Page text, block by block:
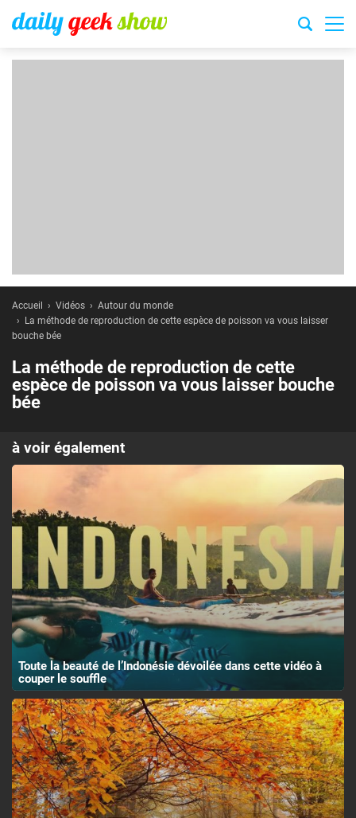
Accueil Vidéos
Autour du monde
La méthode de reproduction de cette espèce de poisson va vous laisser
bouche bée
La méthode de reproduction de cette
espèce de poisson va vous laisser bouche
bée
à voir également
Toute la beauté de l’Indonésie dévoilée dans cette vidéo à
couper le souffle